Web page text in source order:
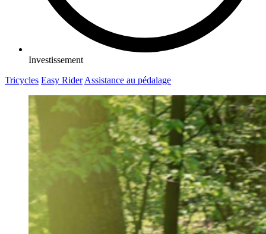
Investissement
Tricycles Easy Rider Assistance au pédalage